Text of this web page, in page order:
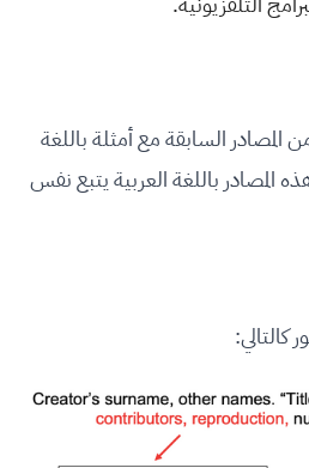
السابقة مع أمثلة باللغة
المصادر باللغة العربية يتبع نفس
كالتالي: